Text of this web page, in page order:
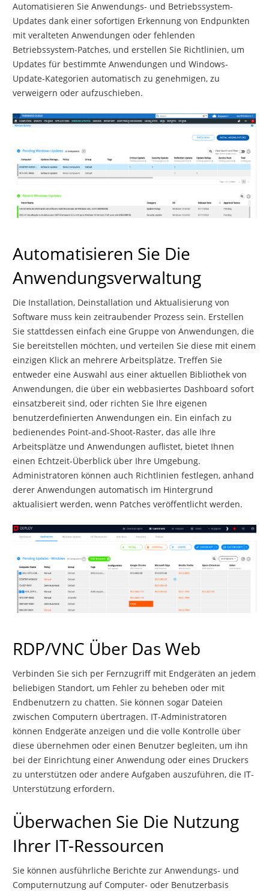
Automatisieren Sie Anwendungs- und Betriebssystem-
Updates dank einer sofortigen Erkennung von Endpunkten
mit veralteten Anwendungen oder fehlenden
Betriebssystem-Patches, und erstellen Sie Richtlinien, um
Updates für bestimmte Anwendungen und Windows-
Update-Kategorien automatisch zu genehmigen, zu
verweigern oder aufzuschieben.
Automatisieren Sie Die
Anwendungsverwaltung
Die Installation, Deinstallation und Aktualisierung von
Software muss kein zeitraubender Prozess sein. Erstellen
Sie stattdessen einfach eine Gruppe von Anwendungen, die
Sie bereitstellen möchten, und verteilen Sie diese mit einem
einzigen Klick an mehrere Arbeitsplätze. Treffen Sie
entweder eine Auswahl aus einer aktuellen Bibliothek von
Anwendungen, die über ein webbasiertes Dashboard sofort
einsatzbereit sind, oder richten Sie Ihre eigenen
benutzerdefinierten Anwendungen ein. Ein einfach zu
bedienendes Point-and-Shoot-Raster, das alle Ihre
Arbeitsplätze und Anwendungen auflistet, bietet Ihnen
einen Echtzeit-Überblick über Ihre Umgebung.
Administratoren können auch Richtlinien festlegen, anhand
derer Anwendungen automatisch im Hintergrund
aktualisiert werden, wenn Patches veröffentlicht werden.
RDP/VNC Über Das Web
Verbinden Sie sich per Fernzugriff mit Endgeräten an jedem
beliebigen Standort, um Fehler zu beheben oder mit
Endbenutzern zu chatten. Sie können sogar Dateien
zwischen Computern übertragen. IT-Administratoren
können Endgeräte anzeigen und die volle Kontrolle über
diese übernehmen oder einen Benutzer begleiten, um ihn
bei der Einrichtung einer Anwendung oder eines Druckers
zu unterstützen oder andere Aufgaben auszuführen, die IT-
Unterstützung erfordern.
Überwachen Sie Die Nutzung
Ihrer IT-Ressourcen
Sie können ausführliche Berichte zur Anwendungs- und
Computernutzung auf Computer- oder Benutzerbasis